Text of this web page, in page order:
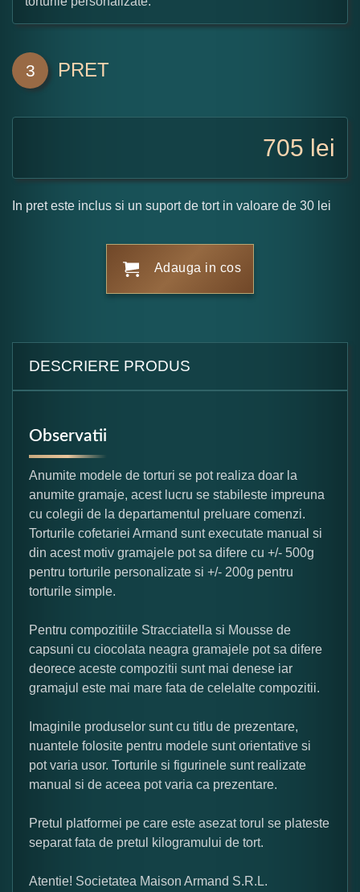
3 PRET
705 lei
In pret este inclus si un suport de tort in valoare de 30 lei
Adauga in cos
DESCRIERE PRODUS
Observatii
Anumite modele de torturi se pot realiza doar la
anumite gramaje, acest lucru se stabileste impreuna
cu colegii de la departamentul preluare comenzi.
Torturile cofetariei Armand sunt executate manual si
din acest motiv gramajele pot sa difere cu +/- 500g
pentru torturile personalizate si +/- 200g pentru
torturile simple.
Pentru compozitiile Stracciatella si Mousse de
capsuni cu ciocolata neagra gramajele pot sa difere
deorece aceste compozitii sunt mai denese iar
gramajul este mai mare fata de celelalte compozitii.
Imaginile produselor sunt cu titlu de prezentare,
nuantele folosite pentru modele sunt orientative si
pot varia usor. Torturile si figurinele sunt realizate
manual si de aceea pot varia ca prezentare.
Pretul platformei pe care este asezat torul se plateste
separat fata de pretul kilogramului de tort.
Atentie! Societatea Maison Armand S.R.L.